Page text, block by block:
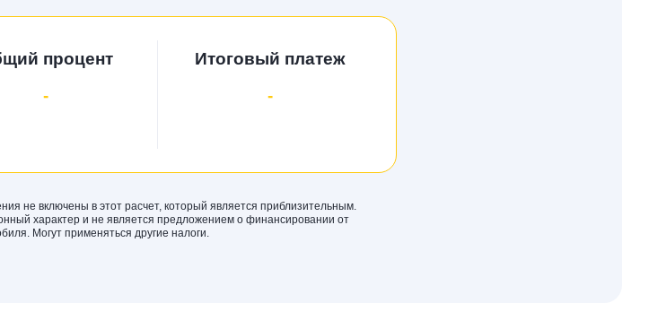
процент
-
Итоговый платеж
-
не включены в этот расчет, который является приблизительным.
характер и не является предложением о финансировании от
Могут применяться другие налоги.